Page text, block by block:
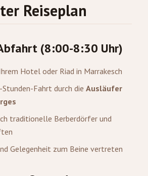
Reiseplan
(8:00-8:30 Uhr)
Hotel oder Riad in Marrakesch
Fahrt durch die Ausläufer
traditionelle Berberdörfer und
Gelegenheit zum Beine vertreten